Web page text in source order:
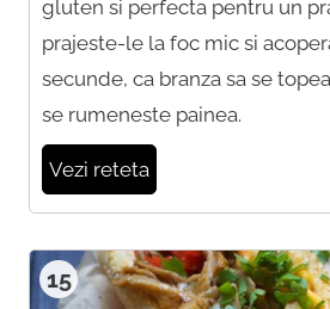
gluten si perfecta pentru un
prajeste-le la foc mic si
secunde, ca branza sa se
se rumeneste painea.
Vezi reteta
15